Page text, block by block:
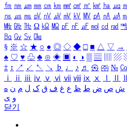
㎙ ㎚ ㎛ ㎜ ㎝ ㎞ ㎟ ㎠ ㎡ ㎢ ㏊ ㎍
㎱ ㎲ ㎳ ㎴ ㎵ ㎶ ㎷ ㎸ ㎹ ㎀ ㎁ ㎂
㎒ ㎓ ㎔ Ω ㏀ ㏁ ㎊ ㎋ ㎌ ㏖ ㏅ ㎭
㏃ ㏉ ㏜ ㏆
§ ※ ☆ ★ ○ ● ◎ ◇ ◆ □ ■ △ ▽ →
♠ ♡ ♥ ♧ ♣ ⊙ ◈ ▣ ◐ ◑ ▒ ▤ ▨
‡ ↕ ↗ ↙ ↖ ↘ ♭ ♩ ♪ ♬ ㉿ ㈜ № ㏇
ⅰ
ⅱ ⅲ ⅳ ⅴ ⅵ ⅶ ⅷ ⅸ ⅹ
ش ص ض ط ظ ع غ ف ق ک ل م ن ه
و ی
닫기